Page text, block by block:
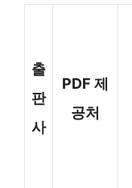
출
판
사
PDF 제
공처